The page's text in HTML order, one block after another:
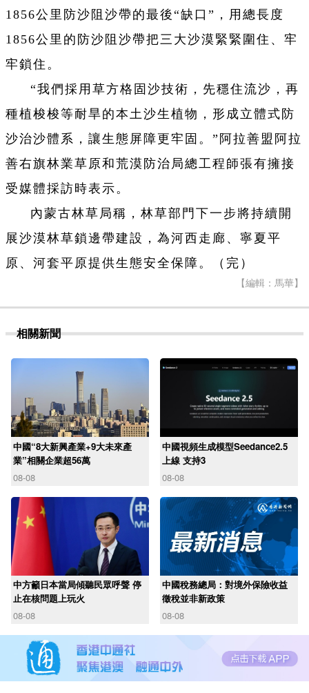
1856公里防沙阻沙帶的最後“缺口”，用總長度
1856公里的防沙阻沙帶把三大沙漠緊緊圍住、牢
牢鎖住。
“我們採用草方格固沙技術，先穩住流沙，再
種植梭梭等耐旱的本土沙生植物，形成立體式防
沙治沙體系，讓生態屏障更牢固。”阿拉善盟阿拉
善右旗林業草原和荒漠防治局總工程師張有擁接
受媒體採訪時表示。
內蒙古林草局稱，林草部門下一步將持續開
展沙漠林草鎖邊帶建設，為河西走廊、寧夏平
原、河套平原提供生態安全保障。（完）
【編輯：馬華】
相關新聞
中國“8大新興產業+9大未來產
業”相關企業超56萬
08-08
中國視頻生成模型Seedance2.5
上線 支持3
08-08
中方籲日本當局傾聽民眾呼聲 停
止在核問題上玩火
08-08
中國稅務總局：對境外保險收益
徵稅並非新政策
08-08